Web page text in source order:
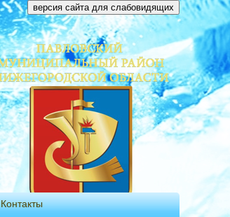
версия сайта для слабовидящих
Контакты